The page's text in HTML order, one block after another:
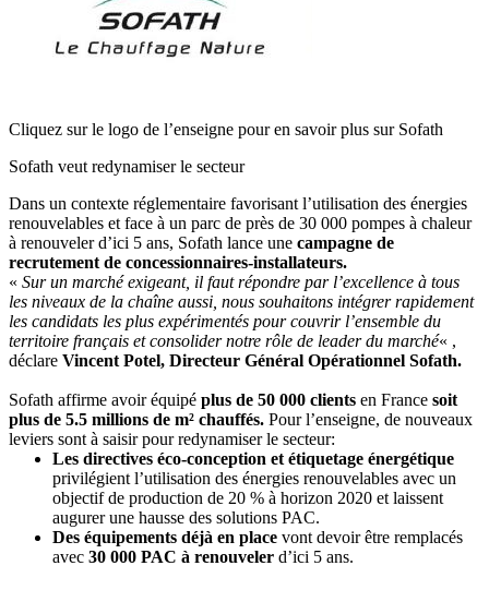
Cliquez sur le logo de l’enseigne pour en savoir plus sur Sofath
Sofath veut redynamiser le secteur
Dans un contexte réglementaire favorisant l’utilisation des énergies
renouvelables et face à un parc de près de 30 000 pompes à chaleur
à renouveler d’ici 5 ans, Sofath lance une campagne de
recrutement de concessionnaires-installateurs.
« Sur un marché exigeant, il faut répondre par l’excellence à tous
les niveaux de la chaîne aussi, nous souhaitons intégrer rapidement
les candidats les plus expérimentés pour couvrir l’ensemble du
territoire français et consolider notre rôle de leader du marché« ,
déclare Vincent Potel, Directeur Général Opérationnel Sofath.
Sofath affirme avoir équipé plus de 50 000 clients en France soit
plus de 5.5 millions de m² chauffés. Pour l’enseigne, de nouveaux
leviers sont à saisir pour redynamiser le secteur:
Les directives éco-conception et étiquetage énergétique
privilégient l’utilisation des énergies renouvelables avec un
objectif de production de 20 % à horizon 2020 et laissent
augurer une hausse des solutions PAC.
Des équipements déjà en place vont devoir être remplacés
avec 30 000 PAC à renouveler d’ici 5 ans.